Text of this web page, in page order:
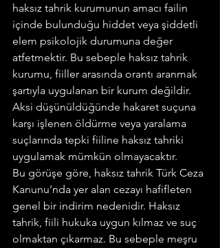
haksız tahrik kurumunun amacı failin
içinde bulunduğu hiddet veya şiddetli
elem psikolojik durumuna değer
atfetmektir. Bu sebeple haksız tahrik
kurumu, fiiller arasında orantı aranmak
şartıyla uygulanan bir kurum değildir.
Aksi düşünüldüğünde hakaret suçuna
karşı işlenen öldürme veya yaralama
suçlarında tepki fiiline haksız tahriki
uygulamak mümkün olmayacaktır.
Bu görüşe göre, haksız tahrik Türk Ceza
Kanunu’nda yer alan cezayı hafifleten
genel bir indirim nedenidir. Haksız
tahrik, fiili hukuka uygun kılmaz ve suç
olmaktan çıkarmaz. Bu sebeple meşru